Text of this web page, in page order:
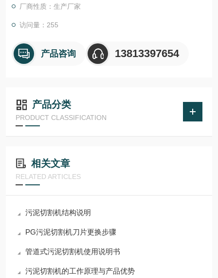
厂商性质：生产厂家
访问量：255
产品咨询 13813397654
产品分类
PRODUCT CLASSIFICATION
相关文章
RELATED ARTICLES
污泥切割机结构说明
PG污泥切割机刀片更换步骤
管道式污泥切割机使用说明书
污泥切割机的工作原理与产品优势